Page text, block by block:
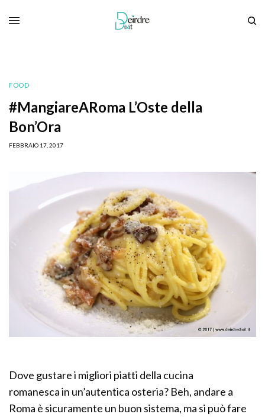
FOOD
#MangiareARoma L’Oste della
Bon’Ora
FEBBRAIO 17, 2017
Dove gustare i migliori piatti della cucina
romanesca in un’autentica osteria? Beh, andare a
Roma è sicuramente un buon sistema, ma si può fare